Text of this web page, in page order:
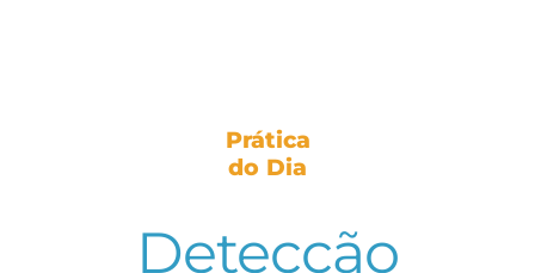
Prática
do Dia
Detecção